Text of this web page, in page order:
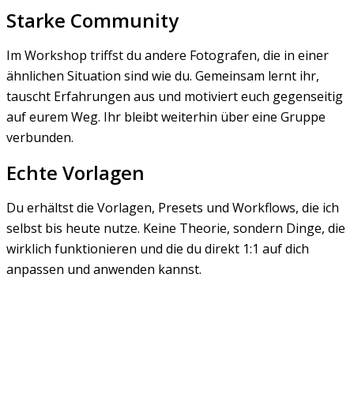
Starke Community
Im Workshop triffst du andere Fotografen, die in einer
ähnlichen Situation sind wie du. Gemeinsam lernt ihr,
tauscht Erfahrungen aus und motiviert euch gegenseitig
auf eurem Weg. Ihr bleibt weiterhin über eine Gruppe
verbunden.
Echte Vorlagen
Du erhältst die Vorlagen, Presets und Workflows, die ich
selbst bis heute nutze. Keine Theorie, sondern Dinge, die
wirklich funktionieren und die du direkt 1:1 auf dich
anpassen und anwenden kannst.